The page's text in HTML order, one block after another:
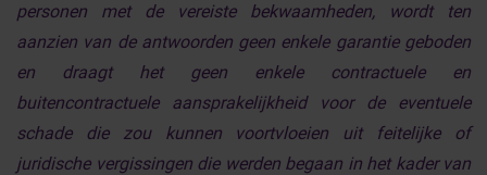
personen met de vereiste bekwaamheden, wordt ten
aanzien van de antwoorden geen enkele garantie geboden
en draagt het geen enkele contractuele en
buitencontractuele aansprakelijkheid voor de eventuele
schade die zou kunnen voortvloeien uit feitelijke of
juridische vergissingen die werden begaan in het kader van